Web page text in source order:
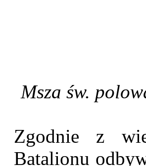
Msza św.
Zgodnie z
Batalionu